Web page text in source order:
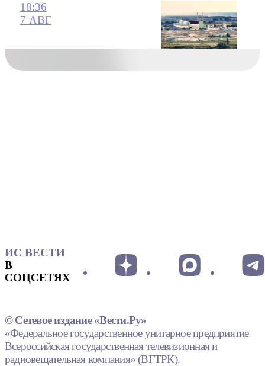
18:36
7 АВГ
ИС ВЕСТИ
В
СОЦСЕТЯХ
© Сетевое издание «Вести.Ру»
«Федеральное государственное унитарное предприятие
Всероссийская государственная телевизионная и
радиовещательная компания» (ВГТРК).